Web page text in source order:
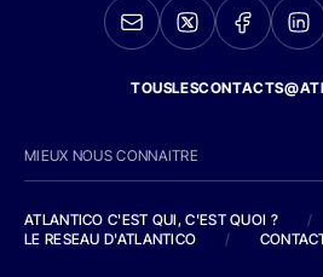
MIEUX NOUS CONNAITRE
ATLANTICO C'EST QUI, C'EST QUOI ?
/
LE RESEAU D'ATLANTICO
/